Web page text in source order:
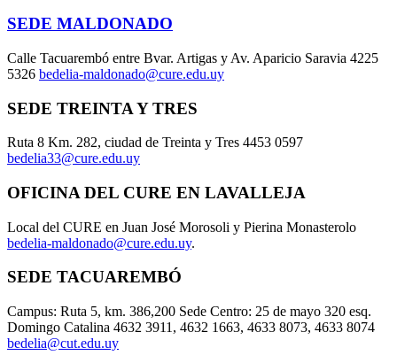
SEDE MALDONADO
Calle Tacuarembó entre Bvar. Artigas y Av. Aparicio Saravia 4225
5326 bedelia-maldonado@cure.edu.uy
SEDE TREINTA Y TRES
Ruta 8 Km. 282, ciudad de Treinta y Tres 4453 0597
bedelia33@cure.edu.uy
OFICINA DEL CURE EN LAVALLEJA
Local del CURE en Juan José Morosoli y Pierina Monasterolo
bedelia-maldonado@cure.edu.uy.
SEDE TACUAREMBÓ
Campus: Ruta 5, km. 386,200 Sede Centro: 25 de mayo 320 esq.
Domingo Catalina 4632 3911, 4632 1663, 4633 8073, 4633 8074
bedelia@cut.edu.uy